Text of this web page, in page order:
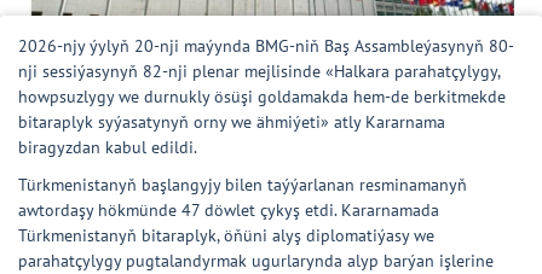
2026-njy ýylyň 20-nji maýynda BMG-niň Baş Assambleýasynyň 80-
nji sessiýasynyň 82-nji plenar mejlisinde «Halkara parahatçylygy,
howpsuzlygy we durnukly ösüşi goldamakda hem-de berkitmekde
bitaraplyk syýasatynyň orny we ähmiýeti» atly Kararnama
biragyzdan kabul edildi.
Türkmenistanyň başlangyjy bilen taýýarlanan resminamanyň
awtordaşy hökmünde 47 döwlet çykyş etdi. Kararnamada
Türkmenistanyň bitaraplyk, öňüni alyş diplomatiýasy we
parahatçylygy pugtalandyrmak ugurlarynda alyp barýan işlerine